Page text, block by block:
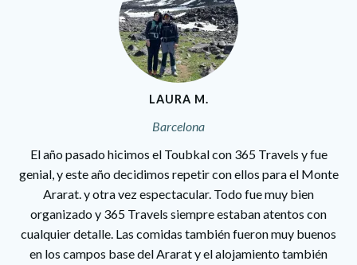
LAURA M.
Barcelona
El año pasado hicimos el Toubkal con 365 Travels y fue
genial, y este año decidimos repetir con ellos para el Monte
Ararat. y otra vez espectacular. Todo fue muy bien
organizado y 365 Travels siempre estaban atentos con
cualquier detalle. Las comidas también fueron muy buenos
en los campos base del Ararat y el alojamiento también